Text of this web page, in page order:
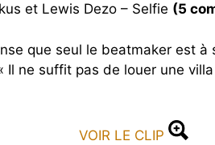
et Lewis Dezo – Selfie (5
que seul le beatmaker est
Il ne suffit pas de louer une
VOIR LE CLIP